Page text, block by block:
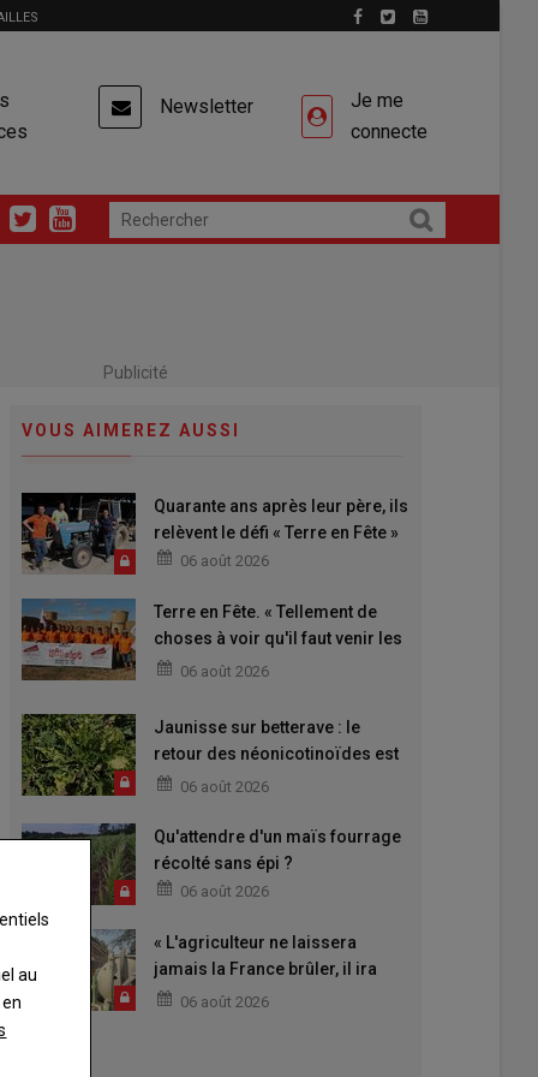
Newsletter
Je me
connecte
Publicité
VOUS AIMEREZ AUSSI
Quarante ans après leur père, ils
relèvent le défi « Terre en Fête »
06 août 2026
Terre en Fête. « Tellement de
choses à voir qu'il faut venir les
deux jours »
06 août 2026
Jaunisse sur betterave : le
retour des néonicotinoïdes est
attendu
06 août 2026
Qu'attendre d'un maïs fourrage
récolté sans épi ?
06 août 2026
« L'agriculteur ne laissera
jamais la France brûler, il ira
aider »06 août 2026
au